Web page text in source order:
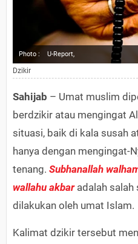
Photo : U-Report,
Dzikir
Sahijab – Umat muslim
berdzikir atau mengingat
situasi, baik di kala susah
hanya dengan mengingat-
tenang. Subhanallah
wallahu akbaradalah salah
dilakukan oleh umat Islam.
Kalimat dzikir tersebut